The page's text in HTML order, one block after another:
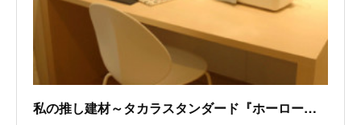
私の推し建材～タカラスタンダード『ホーロー内装材エマウォール』、チャネルオリジナル『オーク12㎝幅ラスティックユニ』